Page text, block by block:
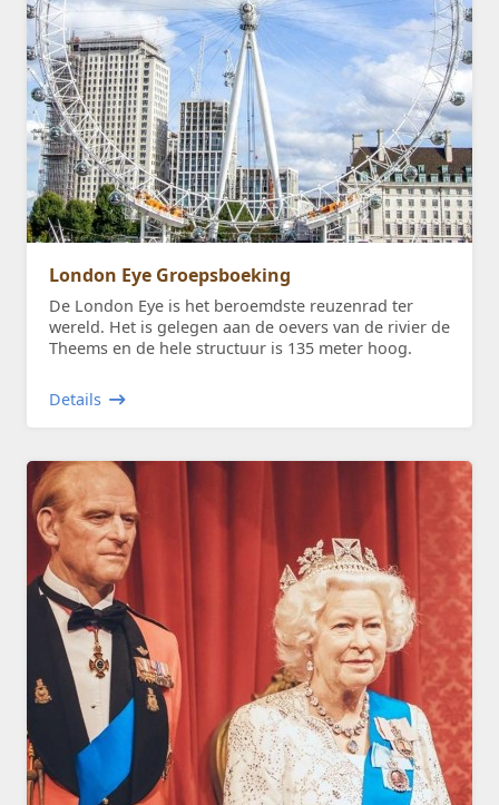
London Eye Groepsboeking
De London Eye is het beroemdste reuzenrad ter
wereld. Het is gelegen aan de oevers van de rivier de
Theems en de hele structuur is 135 meter hoog.
Details